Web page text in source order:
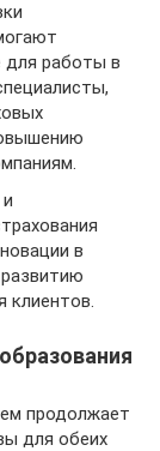
для работы в
в
клиентов.
продолжает
для обеих